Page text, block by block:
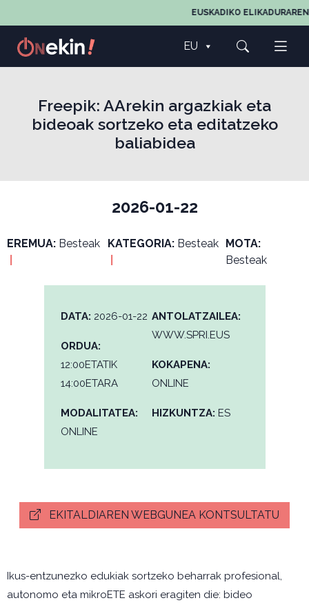
EUSKADIKO ELIKADURAREN,
EU
Freepik: AArekin argazkiak eta
bideoak sortzeko eta editatzeko
baliabidea
2026-01-22
EREMUA: Besteak
KATEGORIA: Besteak MOTA:
Besteak
DATA: 2026-01-22
ORDUA:
12:00ETATIK
14:00ETARA
MODALITATEA:
ONLINE
ANTOLATZAILEA:
WWW.SPRI.EUS
KOKAPENA:
ONLINE
HIZKUNTZA: ES
EKITALDIAREN WEBGUNEA KONTSULTATU
Ikus-entzunezko edukiak sortzeko beharrak profesional,
autonomo eta mikroETE askori eragiten die: bideo